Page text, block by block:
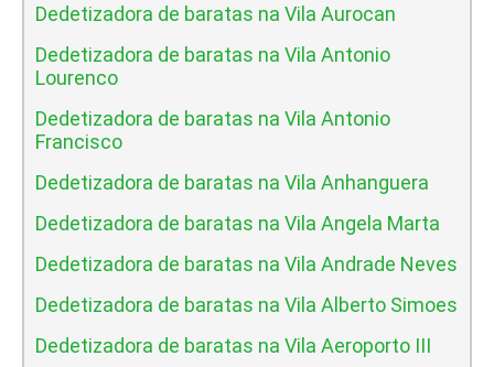
Dedetizadora de baratas na Vila Aurocan
Dedetizadora de baratas na Vila Antonio
Lourenco
Dedetizadora de baratas na Vila Antonio
Francisco
Dedetizadora de baratas na Vila Anhanguera
Dedetizadora de baratas na Vila Angela Marta
Dedetizadora de baratas na Vila Andrade Neves
Dedetizadora de baratas na Vila Alberto Simoes
Dedetizadora de baratas na Vila Aeroporto III